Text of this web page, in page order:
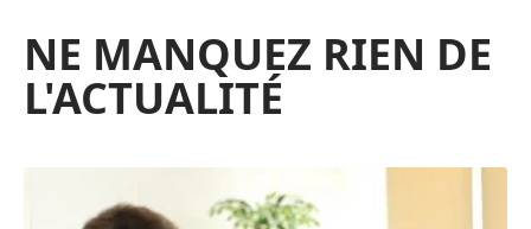
NE MANQUEZ RIEN DE
L'ACTUALITÉ